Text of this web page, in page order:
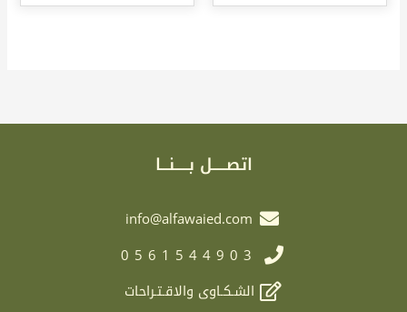
اتصـــــل بـــــنـــا
info@alfawaied.com
0561544903
الشـكـاوى والاقـتـراحات